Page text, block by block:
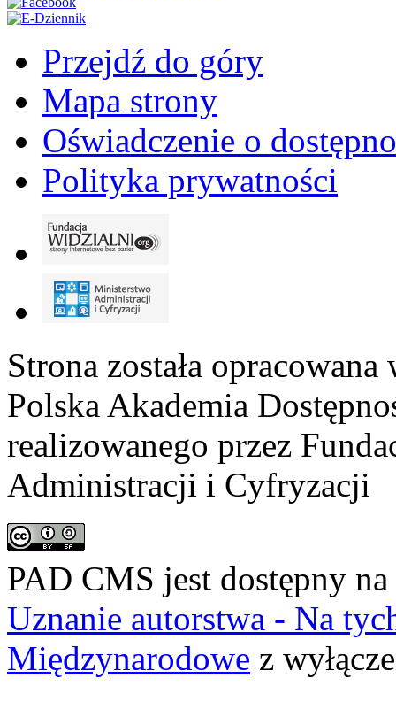
Przejdź do góry
Mapa strony
Oświadczenie o
Polityka prywatności
Strona została
Polska Akademia
realizowanego przez
Administracji i Cyfryzacji
PAD CMS jest dostępny na
Uznanie autorstwa - Na
Międzynarodowe z